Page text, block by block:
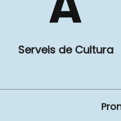
Serveis de Cultura